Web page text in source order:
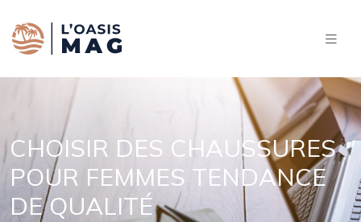
CHOISIR DES CHAUSSURES
POUR FEMMES TENDANCE
DE QUALITÉ